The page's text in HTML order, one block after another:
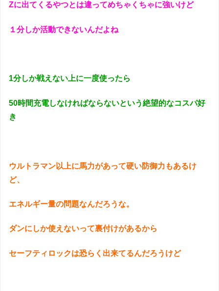
Zに出てくるやつとは違ってめちゃくちゃに強いけど
１分しか活動できないんだよね
1分しか戦えない上に一度使ったら
50時間充電しなければならないという絶望的なコスパ好
き
ウルトラマン以上に馬力があって硬い防御力もあるけ
ど、
エネルギー量の問題なんだろうな。
ダンにしか使えないって裏付けがあるから
セーフティロックは恐らく出来てるんだろうけど